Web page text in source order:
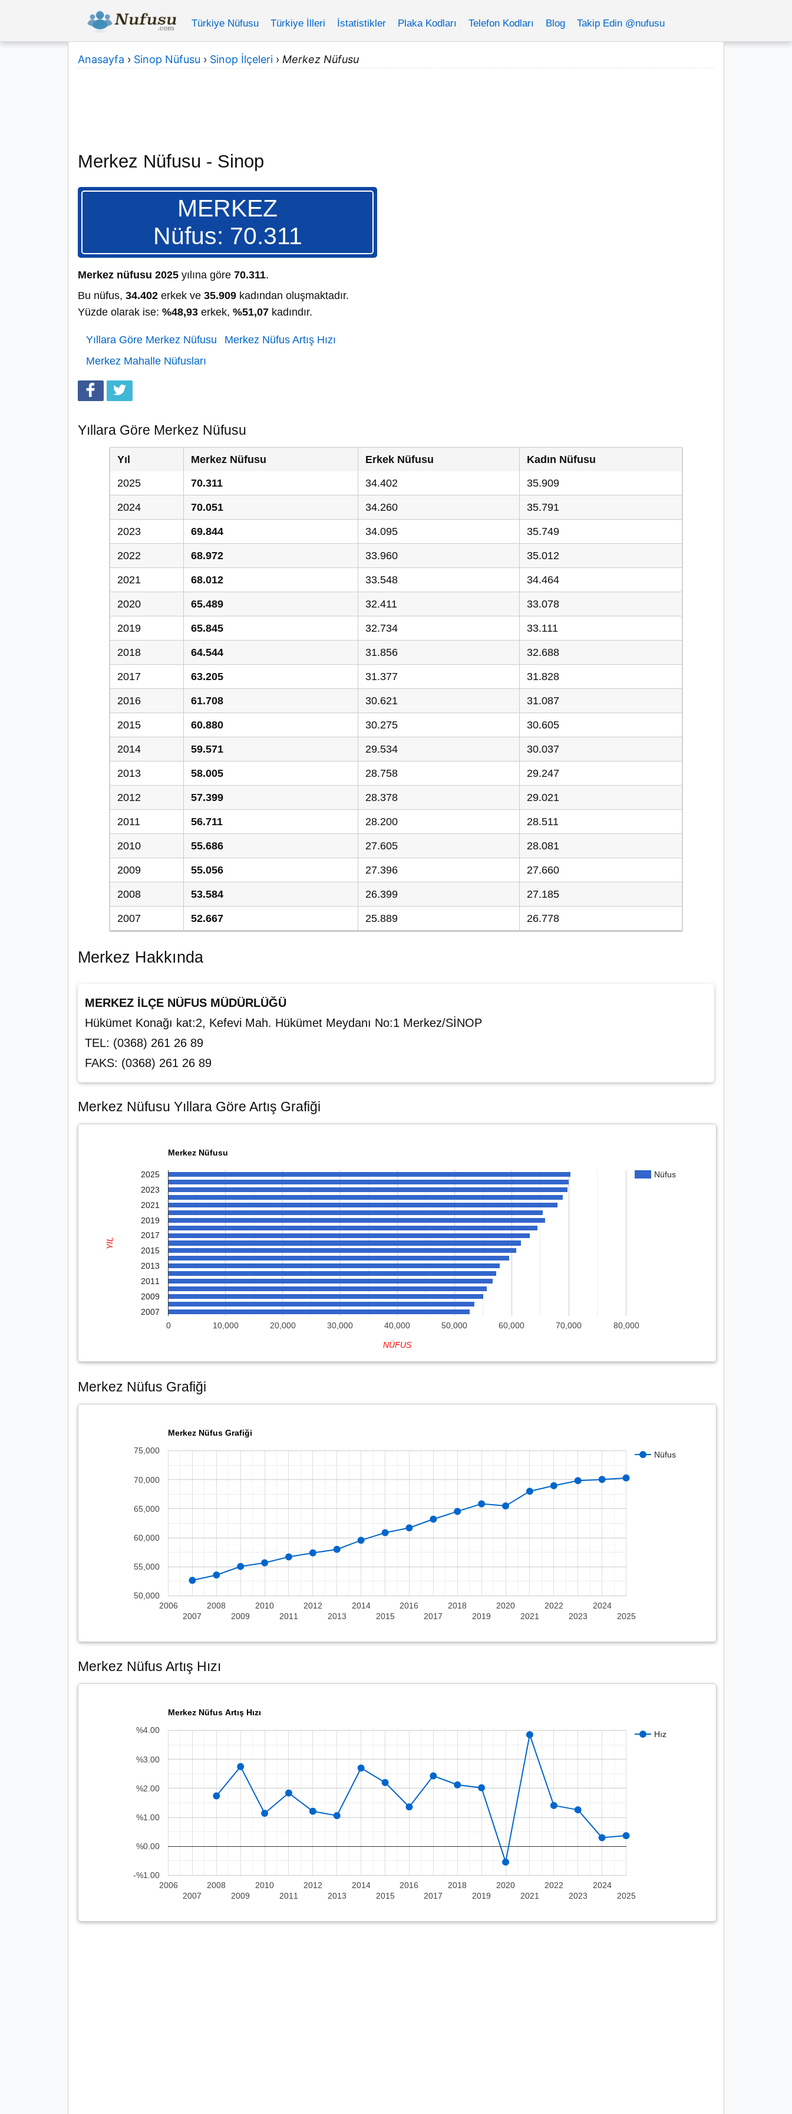
Türkiye Nüfusu Türkiye İlleri İstatistikler Plaka Kodları Telefon Kodları Blog Takip Edin @nufusu
Anasayfa › Sinop Nüfusu › Sinop İlçeleri › Merkez Nüfusu
Merkez Nüfusu - Sinop
MERKEZ
Nüfus: 70.311
Merkez nüfusu 2025 yılına göre 70.311.
Bu nüfus, 34.402 erkek ve 35.909 kadından oluşmaktadır.
Yüzde olarak ise: %48,93 erkek, %51,07 kadındır.
Yıllara Göre Merkez Nüfusu
Merkez Nüfus Artış Hızı
Merkez Mahalle Nüfusları
Yıllara Göre Merkez Nüfusu
Yıl Merkez Nüfusu Erkek Nüfusu
Kadın Nüfusu
2025
70.311 34.402 35.909
2024 70.051 34.260 35.791
2023 69.844 34.095 35.749
2022 68.972 33.960 35.012
2021 68.012 33.548 34.464
2020 65.489 32.411 33.078
2019 65.845 32.734 33.111
2018 64.544 31.856 32.688
2017 63.205 31.377 31.828
2016 61.708 30.621 31.087
2015 60.880 30.275 30.605
2014 59.571 29.534 30.037
2013 58.005 28.758 29.247
2012 57.399 28.378 29.021
2011 56.711 28.200 28.511
2010 55.686 27.605 28.081
2009 55.056 27.396 27.660
2008 53.584 26.399 27.185
2007 52.667 25.889 26.778
Merkez Hakkında
MERKEZ İLÇE NÜFUS MÜDÜRLÜĞÜ
Hükümet Konağı kat:2, Kefevi Mah. Hükümet Meydanı No:1 Merkez/SİNOP
TEL: (0368) 261 26 89
FAKS: (0368) 261 26 89
Merkez Nüfusu Yıllara Göre Artış Grafiği
Merkez Nüfusu
Nüfus
0 10,000 20,000 30,000 40,000 50,000 60,000 70,000 80,000
2025
2023
2021
2019
2017
2015
2013
2011
2009
2007
NÜFUS
YIL
Merkez Nüfus Grafiği
Merkez Nüfus Grafiği
Nüfus
2006
2007
2008
2009
2010
2011
2012
2013
2014
2015
2016
2017
2018
2019
2020
2021
2022
2023
2024
2025
50,000
55,000
60,000
65,000
70,000
75,000
Merkez Nüfus Artış Hızı
Merkez Nüfus Artış Hızı
Hız
2006
2007
2008
2009
2010
2011
2012
2013
2014
2015
2016
2017
2018
2019
2020
2021
2022
2023
2024
2025
-%1.00
%0.00
%1.00
%2.00
%3.00
%4.00